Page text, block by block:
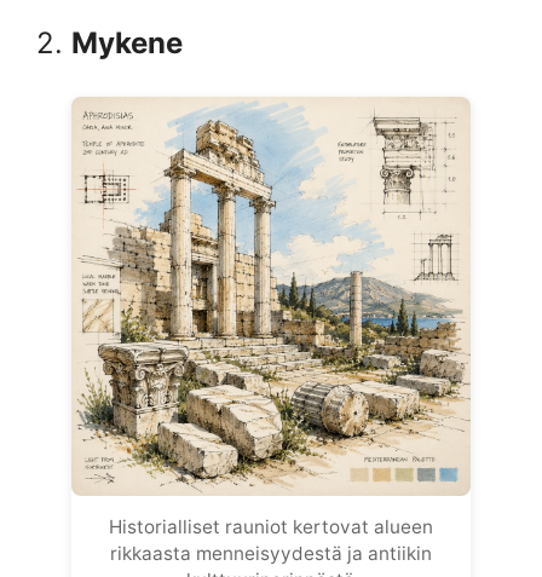
2. Mykene
Historialliset rauniot kertovat alueen
rikkaasta menneisyydestä ja antiikin